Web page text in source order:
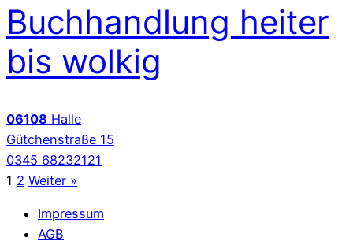
Buchhandlung heiter
bis wolkig
06108 Halle
Gütchenstraße 15
0345 68232121
1 2 Weiter »
Impressum
AGB